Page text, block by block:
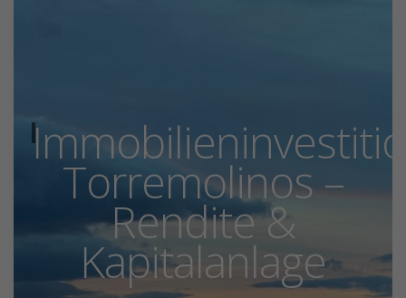
Torremolinos –
Rendite &
Kapitalanlage